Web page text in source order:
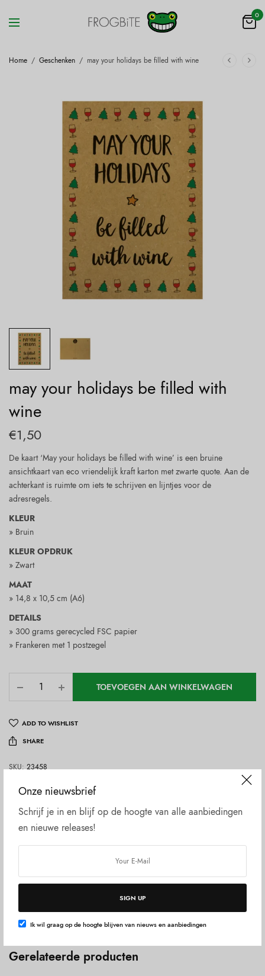
Onze nieuwsbrief
Schrijf je in en blijf op de hoogte van alle aanbiedingen
en nieuwe releases!
SIGN UP
Ik wil graag op de hoogte blijven van nieuws en aanbiedingen
0
Home / Geschenken / may your holidays be filled with wine
may your holidays be filled with
wine
€1,50
De kaart ‘May your holidays be filled with wine’ is een bruine
ansichtkaart van eco vriendelijk kraft karton met zwarte quote. Aan de
achterkant is ruimte om iets te schrijven en lijntjes voor de
adresregels.
KLEUR
» Bruin
KLEUR OPDRUK
» Zwart
MAAT
» 14,8 x 10,5 cm (A6)
DETAILS
» 300 grams gerecycled FSC papier
» Frankeren met 1 postzegel
TOEVOEGEN AAN WINKELWAGEN
ADD TO WISHLIST
SHARE
SKU:23458
Beschrijving
Beoordelingen (0)
Let op! Frogbite hanteert een vast verzendtarief van 3,99
euro! Of je nu 1 wenskaartje besteld of 600 t-shirts. Het fijne
is wel dat alles dan middels track and trace verloopt.
Gerelateerde producten